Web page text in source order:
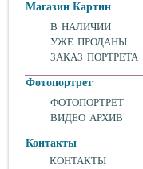
Магазин Картин
В НАЛИЧИИ
УЖЕ ПРОДАНЫ
ЗАКАЗ ПОРТРЕТА
Фотопортрет
ФОТОПОРТРЕТ
ВИДЕО АРХИВ
Контакты
КОНТАКТЫ